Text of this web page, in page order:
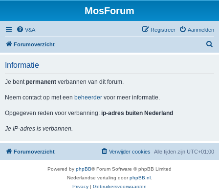
MosForum
V&A Aanmelden
Registreer
Forumoverzicht
Informatie
Je bentpermanent verbannen van dit forum.
Neem contact op met een beheerder voor meer informatie.
Opgegeven reden voor verbanning: ip-adres buiten Nederland
Je IP-adres is verbannen.
Forumoverzicht Alle tijden zijn UTC+01:00
Verwijder cookies
Powered by phpBB® Forum Software © phpBB Limited
Nederlandse vertaling doorphpBB.nl
Privacy | Gebruikersvoorwaarden